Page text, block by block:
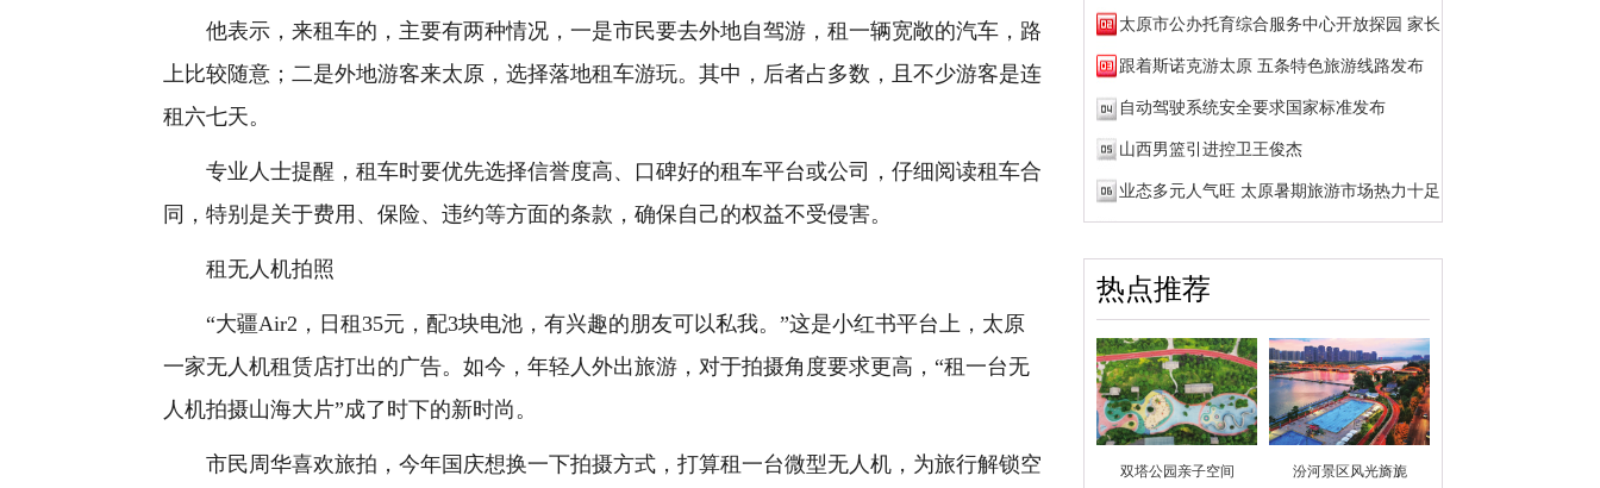
他表示，来租车的，主要有两种情况，一是市民要去外地自驾游，租一辆宽敞的汽车，路
上比较随意；二是外地游客来太原，选择落地租车游玩。其中，后者占多数，且不少游客是连
租六七天。
专业人士提醒，租车时要优先选择信誉度高、口碑好的租车平台或公司，仔细阅读租车合
同，特别是关于费用、保险、违约等方面的条款，确保自己的权益不受侵害。
租无人机拍照
“大疆Air2，日租35元，配3块电池，有兴趣的朋友可以私我。”这是小红书平台上，太原
一家无人机租赁店打出的广告。如今，年轻人外出旅游，对于拍摄角度要求更高，“租一台无
人机拍摄山海大片”成了时下的新时尚。
市民周华喜欢旅拍，今年国庆想换一下拍摄方式，打算租一台微型无人机，为旅行解锁空
跟着斯诺克游太原 五条特色旅游线路发布
自动驾驶系统安全要求国家标准发布
山西男篮引进控卫王俊杰
业态多元人气旺 太原暑期旅游市场热力十足
热点推荐
双塔公园亲子空间 汾河景区风光旖旎